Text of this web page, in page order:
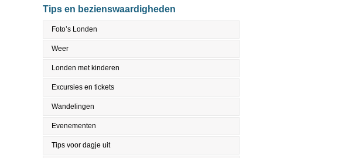
Tips en bezienswaardigheden
Foto’s Londen
Weer
Londen met kinderen
Excursies en tickets
Wandelingen
Evenementen
Tips voor dagje uit